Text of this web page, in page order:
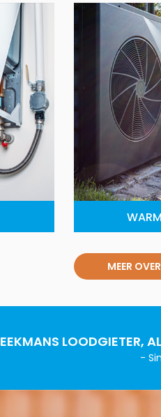
MEER
LOODGIETER,
-